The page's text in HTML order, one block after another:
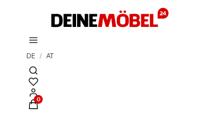
DE / AT
Suchmaschine öffnen
Produkte im Warenkorb: 0. Details anzeigen